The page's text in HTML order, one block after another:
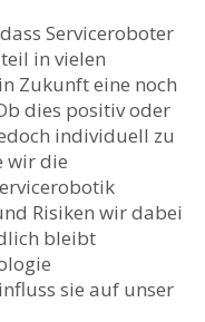
Serviceroboter
in vielen
Zukunft‍ eine noch
dies positiv oder
individuell zu
wir die
Risiken wir dabei
bleibt⁣
sie auf unser